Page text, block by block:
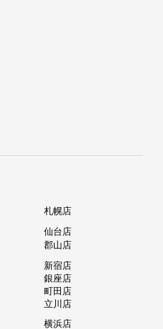
札幌店
仙台店
郡山店
新宿店
銀座店
町田店
立川店
横浜店